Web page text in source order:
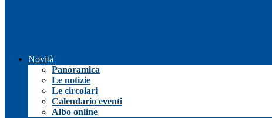
Novità
Panoramica
Le notizie
Le circolari
Calendario eventi
Albo online